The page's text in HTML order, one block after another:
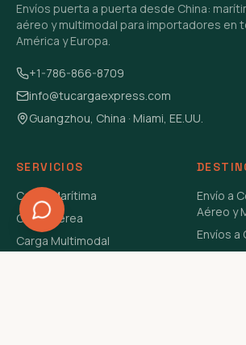
Envíos puerta a puerta desde China:
aéreo y multimodal para importadores en
América y Europa.
+1-786-866-8709
info@tucargaexpress.com
Guangzhou, China · Miami, EE.UU.
SERVICIOS
Carga Marítima
Carga Aérea
Carga Multimodal
Envío a
Aéreo y
Envíos a